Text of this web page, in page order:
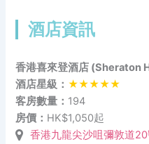
酒店資訊
香港喜來登酒店 (Sheraton
酒店星級： ★★★★★
客房數量： 194
房價： HK$1,050起
香港九龍尖沙咀彌敦道